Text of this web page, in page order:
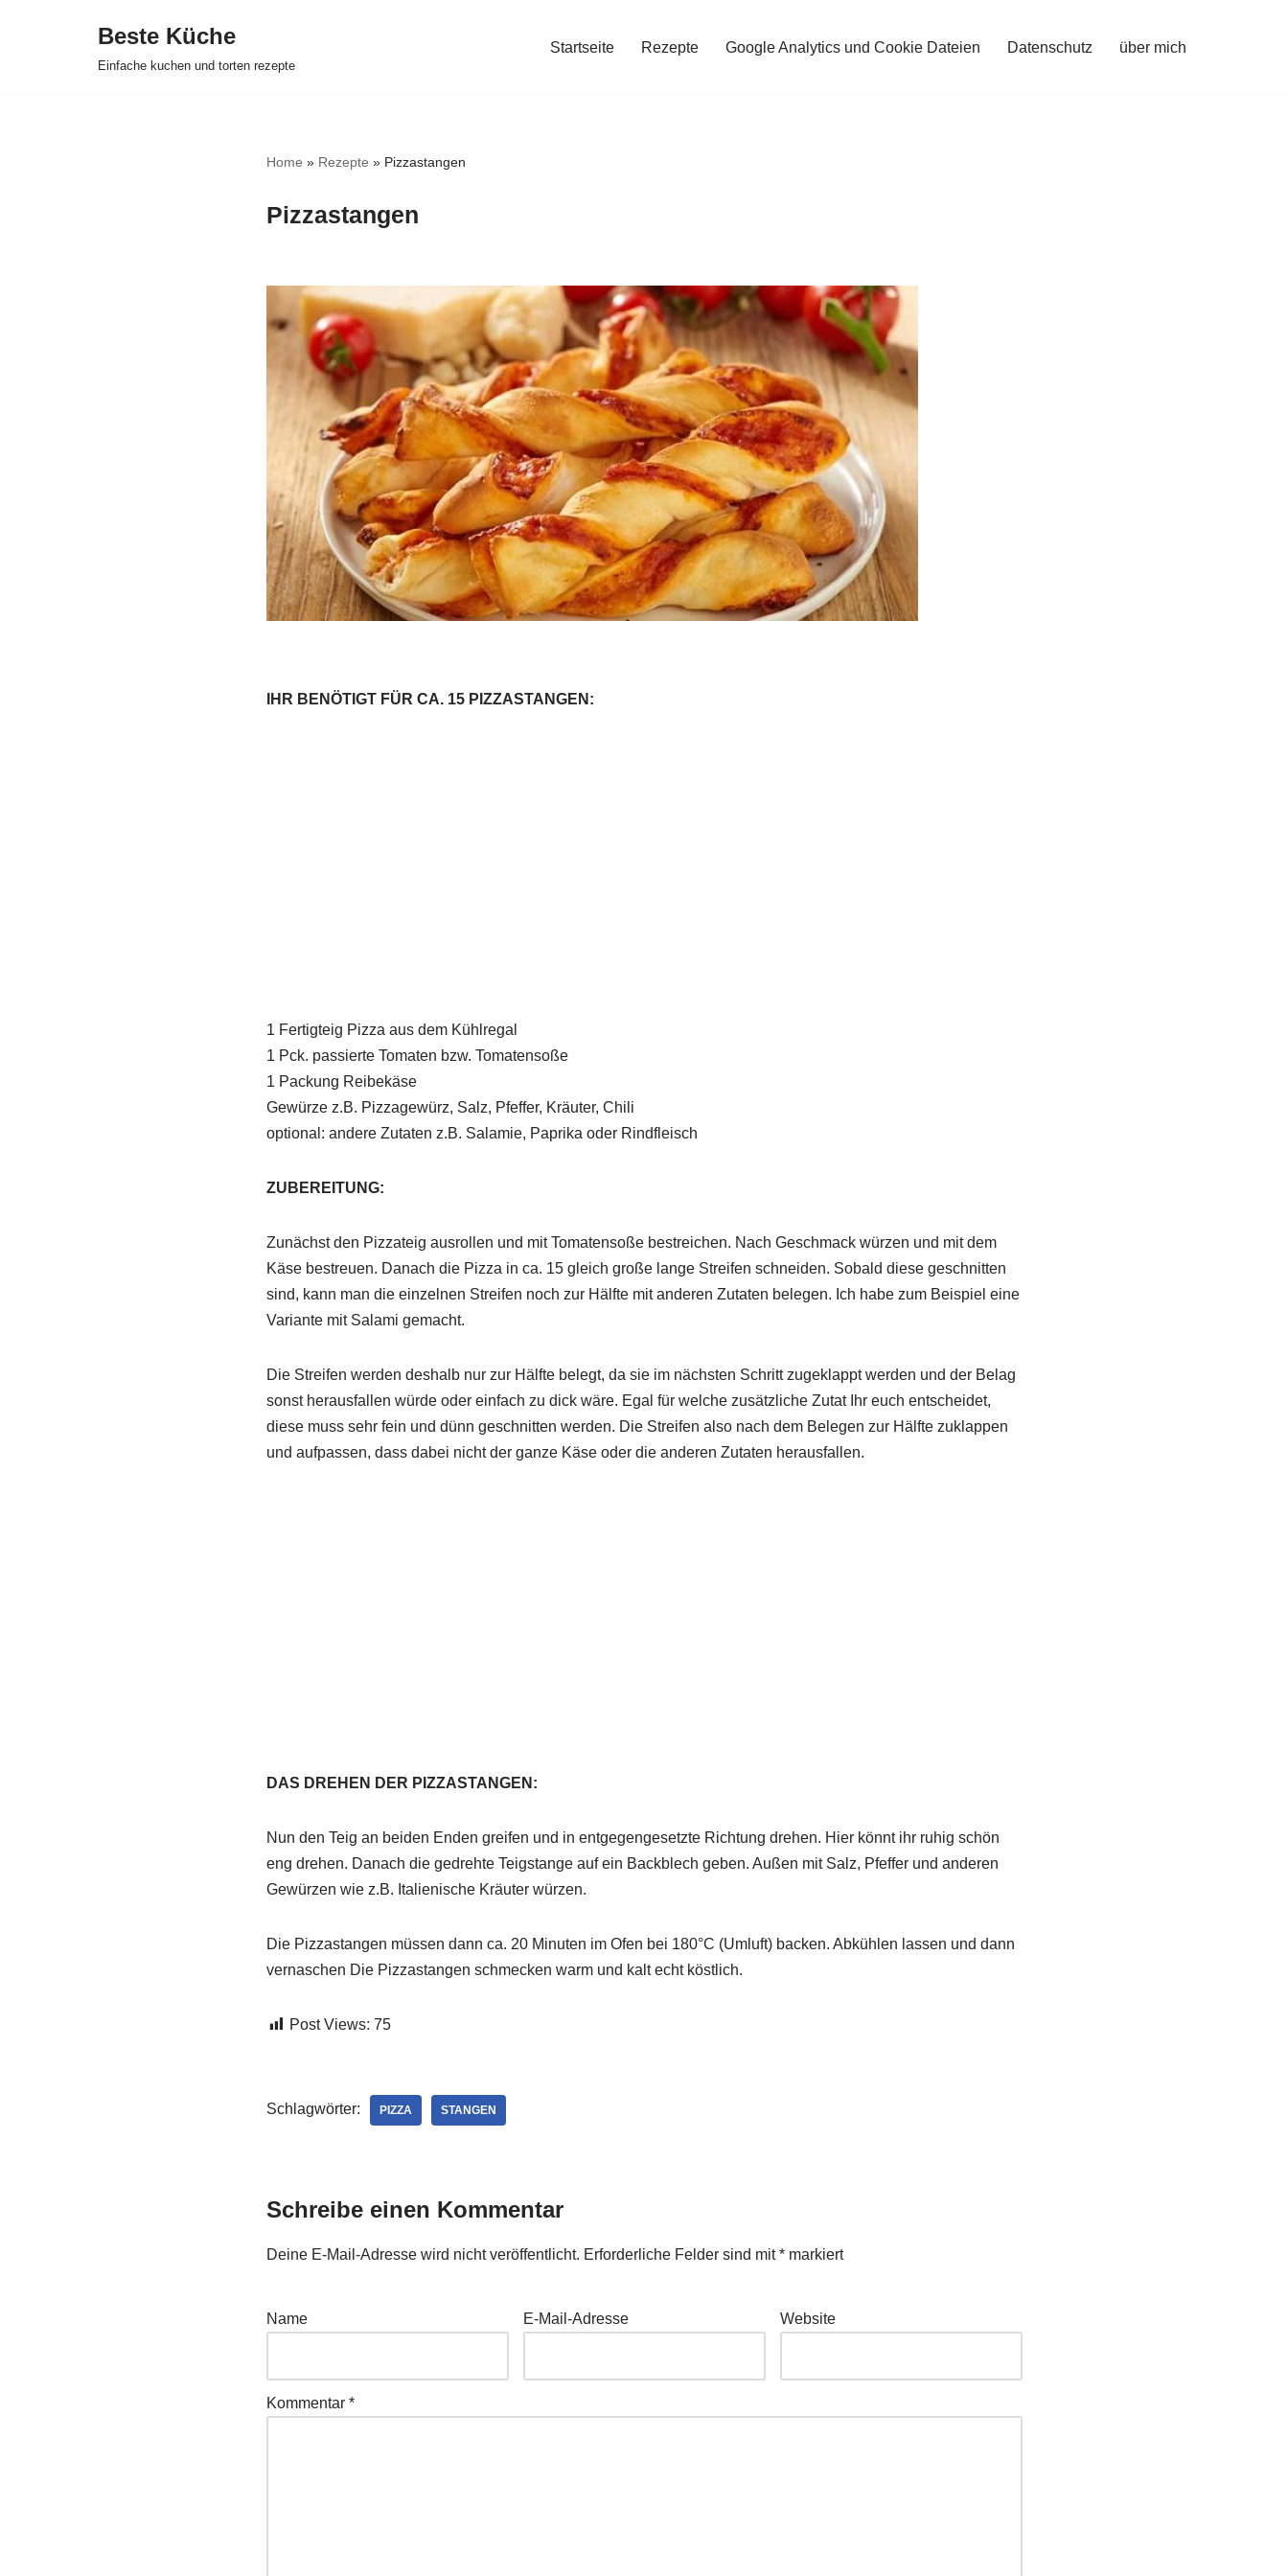
Beste Küche
Einfache kuchen und torten rezepte
Startseite Rezepte Google Analytics und Cookie Dateien Datenschutz über mich
Home » Rezepte » Pizzastangen
Pizzastangen
IHR BENÖTIGT FÜR CA. 15 PIZZASTANGEN:
1 Fertigteig Pizza aus dem Kühlregal
1 Pck. passierte Tomaten bzw. Tomatensoße
1 Packung Reibekäse
Gewürze z.B. Pizzagewürz, Salz, Pfeffer, Kräuter, Chili
optional: andere Zutaten z.B. Salamie, Paprika oder Rindfleisch
ZUBEREITUNG:
Zunächst den Pizzateig ausrollen und mit Tomatensoße bestreichen. Nach Geschmack würzen und mit dem
Käse bestreuen. Danach die Pizza in ca. 15 gleich große lange Streifen schneiden. Sobald diese geschnitten
sind, kann man die einzelnen Streifen noch zur Hälfte mit anderen Zutaten belegen. Ich habe zum Beispiel eine
Variante mit Salami gemacht.
Die Streifen werden deshalb nur zur Hälfte belegt, da sie im nächsten Schritt zugeklappt werden und der Belag
sonst herausfallen würde oder einfach zu dick wäre. Egal für welche zusätzliche Zutat Ihr euch entscheidet,
diese muss sehr fein und dünn geschnitten werden. Die Streifen also nach dem Belegen zur Hälfte zuklappen
und aufpassen, dass dabei nicht der ganze Käse oder die anderen Zutaten herausfallen.
DAS DREHEN DER PIZZASTANGEN:
Nun den Teig an beiden Enden greifen und in entgegengesetzte Richtung drehen. Hier könnt ihr ruhig schön
eng drehen. Danach die gedrehte Teigstange auf ein Backblech geben. Außen mit Salz, Pfeffer und anderen
Gewürzen wie z.B. Italienische Kräuter würzen.
Die Pizzastangen müssen dann ca. 20 Minuten im Ofen bei 180°C (Umluft) backen. Abkühlen lassen und dann
vernaschen Die Pizzastangen schmecken warm und kalt echt köstlich.
Post Views: 75
Schlagwörter: PIZZA STANGEN
Schreibe einen Kommentar
Deine E-Mail-Adresse wird nicht veröffentlicht. Erforderliche Felder sind mit*markiert
Name E-Mail-Adresse Website
Kommentar *